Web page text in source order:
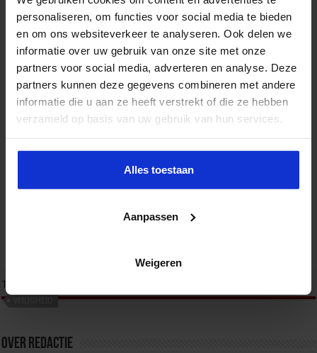
personaliseren, om functies voor social media te bieden
en om ons websiteverkeer te analyseren. Ook delen we
informatie over uw gebruik van onze site met onze
partners voor social media, adverteren en analyse. Deze
partners kunnen deze gegevens combineren met andere
informatie die u aan ze heeft verstrekt of die ze hebben
verzameld op basis van uw gebruik van hun services.
Alles toestaan
Aanpassen
Weigeren
Veiligheid
Tags
Over redactie